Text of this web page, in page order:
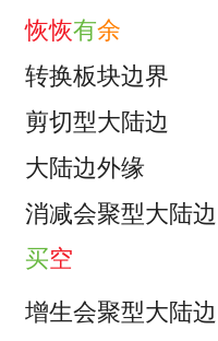
恢恢有余
转换板块边界
剪切型大陆边
大陆边外缘
消减会聚型大陆边
买空
增生会聚型大陆边